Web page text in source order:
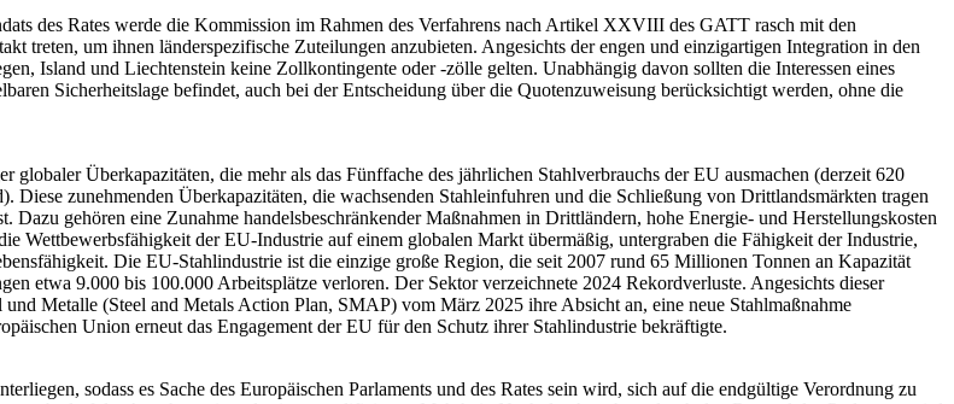
des Rates werde die Kommission im Rahmen des Verfahrens nach Artikel XXVIII des GATT rasch mit den
treten, um ihnen länderspezifische Zuteilungen anzubieten. Angesichts der engen und einzigartigen Integration in den
Island und Liechtenstein keine Zollkontingente oder -zölle gelten. Unabhängig davon sollten die Interessen eines
Sicherheitslage befindet, auch bei der Entscheidung über die Quotenzuweisung berücksichtigt werden, ohne die
Überkapazitäten, die mehr als das Fünffache des jährlichen Stahlverbrauchs der EU ausmachen (derzeit 620
zunehmenden Überkapazitäten, die wachsenden Stahleinfuhren und die Schließung von Drittlandsmärkten tragen
gehören eine Zunahme handelsbeschränkender Maßnahmen in Drittländern, hohe Energie- und Herstellungskosten
Wettbewerbsfähigkeit der EU-Industrie auf einem globalen Markt übermäßig, untergraben die Fähigkeit der Industrie,
Die EU-Stahlindustrie ist die einzige große Region, die seit 2007 rund 65 Millionen Tonnen an Kapazität
etwa 9.000 bis 100.000 Arbeitsplätze verloren. Der Sektor verzeichnete 2024 Rekordverluste. Angesichts dieser
Metalle (Steel and Metals Action Plan, SMAP) vom März 2025 ihre Absicht an, eine neue Stahlmaßnahme
Union erneut das Engagement der EU für den Schutz ihrer Stahlindustrie bekräftigte.
sodass es Sache des Europäischen Parlaments und des Rates sein wird, sich auf die endgültige Verordnung zu